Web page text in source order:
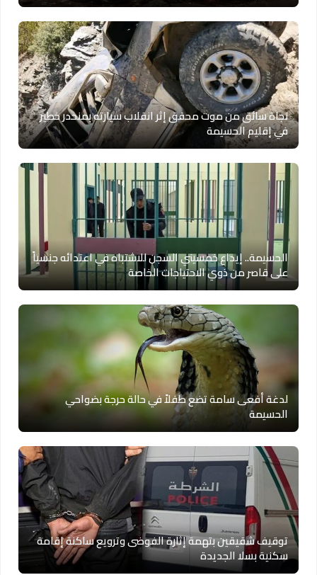
نجاة سائق من موت محقق إثر انقلاب سيارته بمنحدر خطير
في إقليم الحسيمة
الحسيمة.. إيداع خمسيني السجن للاشتباه في اعتدائه جنسياً
على قاصر من ذوي الاحتياجات الخاصة
لدغة أفعى سامة تضع طفلاً في حالة حرجة بضواحي
الحسيمة
توقيف شقيقين بتهمة إثارة الفوضى وترويع ساكنة إقامة
سكنية بسلا الجديدة